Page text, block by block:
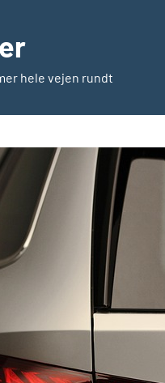
hele vejen rundt